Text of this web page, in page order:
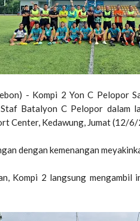
- Kompi 2 Yon C Pelopor
Staf Batalyon C Pelopor dalam
Center, Kedawung, Jumat (12/
dengan kemenangan
Kompi 2 langsung mengambil